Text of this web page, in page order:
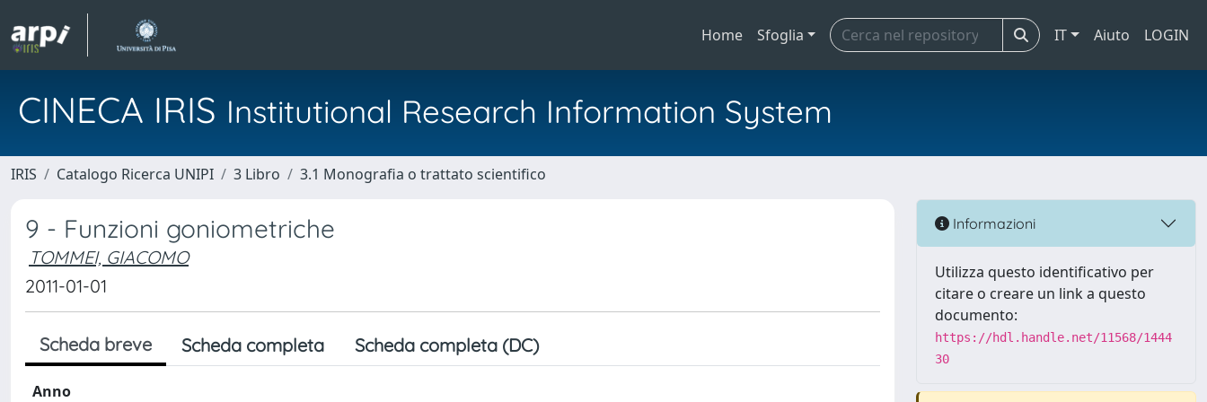
Home Sfoglia IT Aiuto LOGIN
CINECA IRIS Institutional Research Information System
IRIS Catalogo Ricerca UNIPI 3 Libro 3.1 Monografia o trattato scientifico
9 - Funzioni goniometriche
TOMMEI, GIACOMO
2011-01-01
Scheda breve Scheda completa Scheda completa (DC)
Anno
Informazioni
Utilizza questo identificativo per
citare o creare un link a questo
documento:
https://hdl.handle.net/11568/1444
30